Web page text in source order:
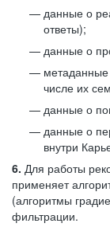
данные о
ответы);
данные о
метаданные
числе их
данные о
данные о
внутри
6. Для работы
применяет
(алгоритмы
фильтрации.